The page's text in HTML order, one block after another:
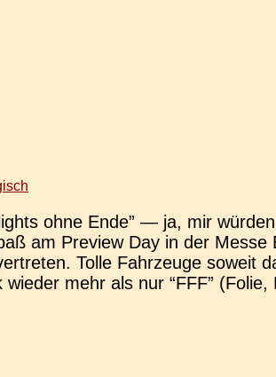
ohne Ende” — ja, mir
am Pre­view Day in der
Tolle Fahr­zeu­ge soweit
mehr als nur “FFF”